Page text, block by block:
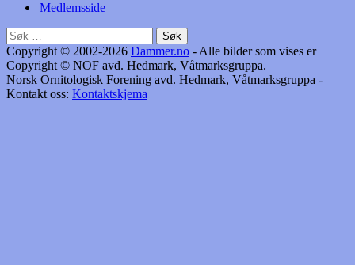
Medlemsside
Søk
etter:
Copyright © 2002-2026 Dammer.no - Alle bilder som vises er
Copyright © NOF avd. Hedmark, Våtmarksgruppa.
Norsk Ornitologisk Forening avd. Hedmark, Våtmarksgruppa -
Kontakt oss: Kontaktskjema